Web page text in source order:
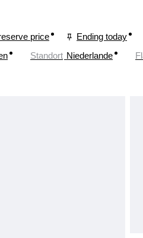
price Ending today
Standort Niederlande